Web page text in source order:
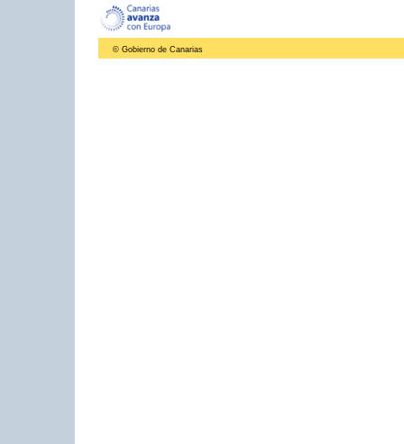
© Gobierno de Canarias